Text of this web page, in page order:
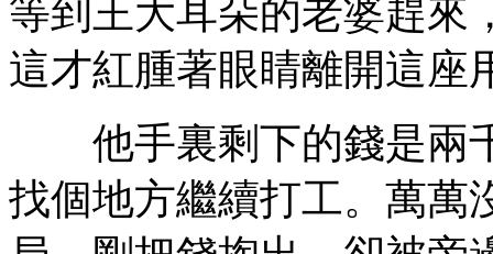
等到王大耳朵的老婆趕來
這才紅腫著眼睛離開這座
他手裏剩下的錢是兩
找個地方繼續打工。萬萬